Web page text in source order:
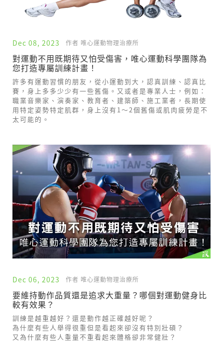
Dec 08, 2023 作者 唯心運動物理治療所
對運動不用既期待又怕受傷害，唯心運動科學團隊為
您打造專屬訓練計畫！
許多有運動習慣的朋友，從小運動到大，認真訓練、認真比
賽，身上多多少少有一些舊傷。又或者是專業人士，例如：
職業音樂家、演奏家、教育者、建築師、施工業者，長期使
用特定姿勢特定肌群，身上沒有1～2個舊傷或肌肉疲勞是不
太可能的。
Dec 06, 2023 作者 唯心運動物理治療所
要維持動作品質還是追求大重量？哪個對運動健身比
較有效果？
訓練是越重越好？還是動作越正確越好呢？
為什麼有些人舉得很重但是看起來卻沒有特別壯碩？
又為什麼有些人重量不重看起來體格卻非常健壯？